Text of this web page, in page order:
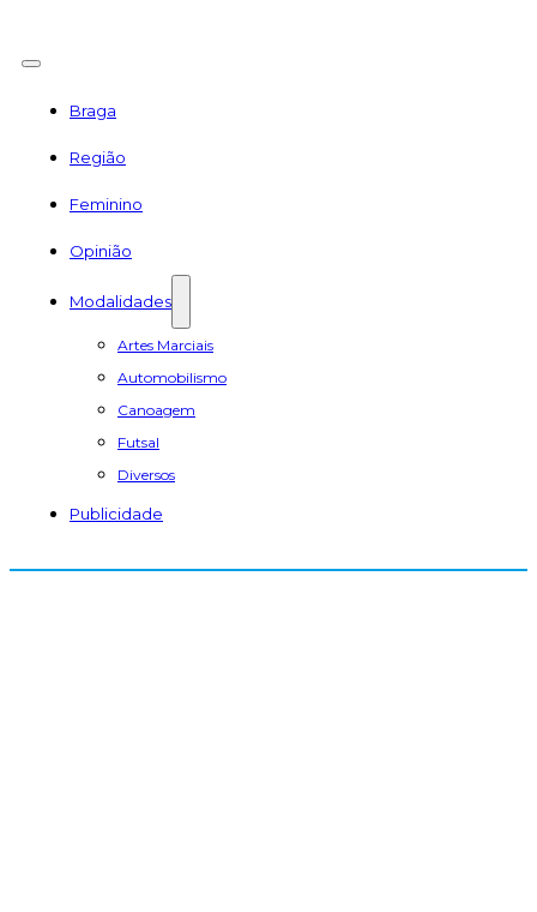
Braga
Região
Feminino
Opinião
Modalidades
Artes Marciais
Automobilismo
Canoagem
Futsal
Diversos
Publicidade